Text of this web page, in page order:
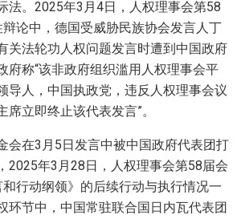
法。2025年3月4日，人权理事会第58
论中，德国受威胁民族协会发言人丁
关法轮功人权问题发言时遭到中国政府
府称“该非政府组织滥用人权理事会平
导人，中国执政党，违反人权理事会议
立即终止该代表发言”。
会在3月5日发言中被中国政府代表团打
2025年3月28日，人权理事会第58届会
行动纲领》的后续行动与执行情况一
环节中，中国常驻联合国日内瓦代表团